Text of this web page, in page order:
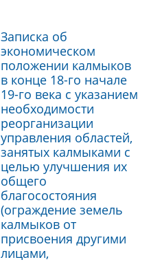
Записка об
экономическом
положении калмыков
в конце 18-го начале
19-го века с указанием
необходимости
реорганизации
управления областей,
занятых калмыками с
целью улучшения их
общего
благосостояния
(ограждение земель
калмыков от
присвоения другими
лицами,